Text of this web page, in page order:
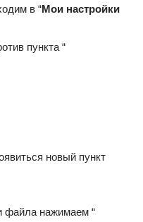
в “Мои настройки
пункта “
новый пункт
файла нажимаем “